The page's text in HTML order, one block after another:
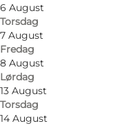
6 August
Torsdag
7 August
Fredag
8 August
Lørdag
13 August
Torsdag
14 August